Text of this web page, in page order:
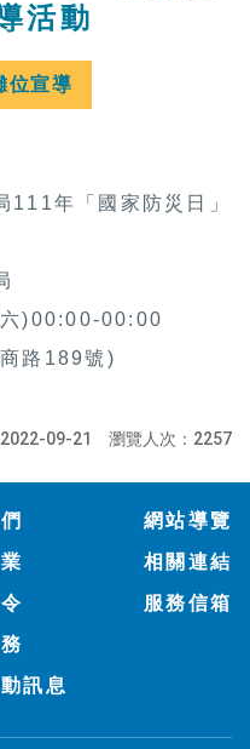
活動
位宣導
111年「國家防災日」
)00:00-00:00
路189號)
09-21 瀏覽人次：2257
訊息
網站導覽
相關連結
服務信箱